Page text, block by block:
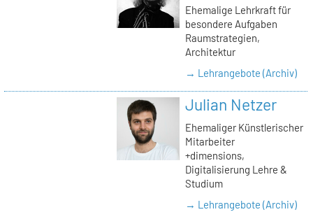
Ehemalige Lehrkraft für
besondere Aufgaben
Raumstrategien,
Architektur
→ Lehrangebote (Archiv)
Julian Netzer
Ehemaliger Künstlerischer
Mitarbeiter
+dimensions,
Digitalisierung Lehre &
Studium
→ Lehrangebote (Archiv)